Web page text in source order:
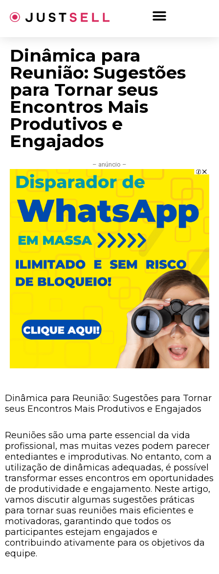
para
Dinâmica para
Reunião: Sugestões
para Tornar seus
Encontros Mais
Produtivos e
Engajados
– anúncio –
Dinâmica para Reunião: Sugestões para Tornar
seus Encontros Mais Produtivos e Engajados
Reuniões são uma parte essencial da vida
profissional, mas muitas vezes podem parecer
entediantes e improdutivas. No entanto, com a
utilização de dinâmicas adequadas, é possível
transformar esses encontros em oportunidades
de produtividade e engajamento. Neste artigo,
vamos discutir algumas sugestões práticas
para tornar suas reuniões mais eficientes e
motivadoras, garantindo que todos os
participantes estejam engajados e
contribuindo ativamente para os objetivos da
equipe.